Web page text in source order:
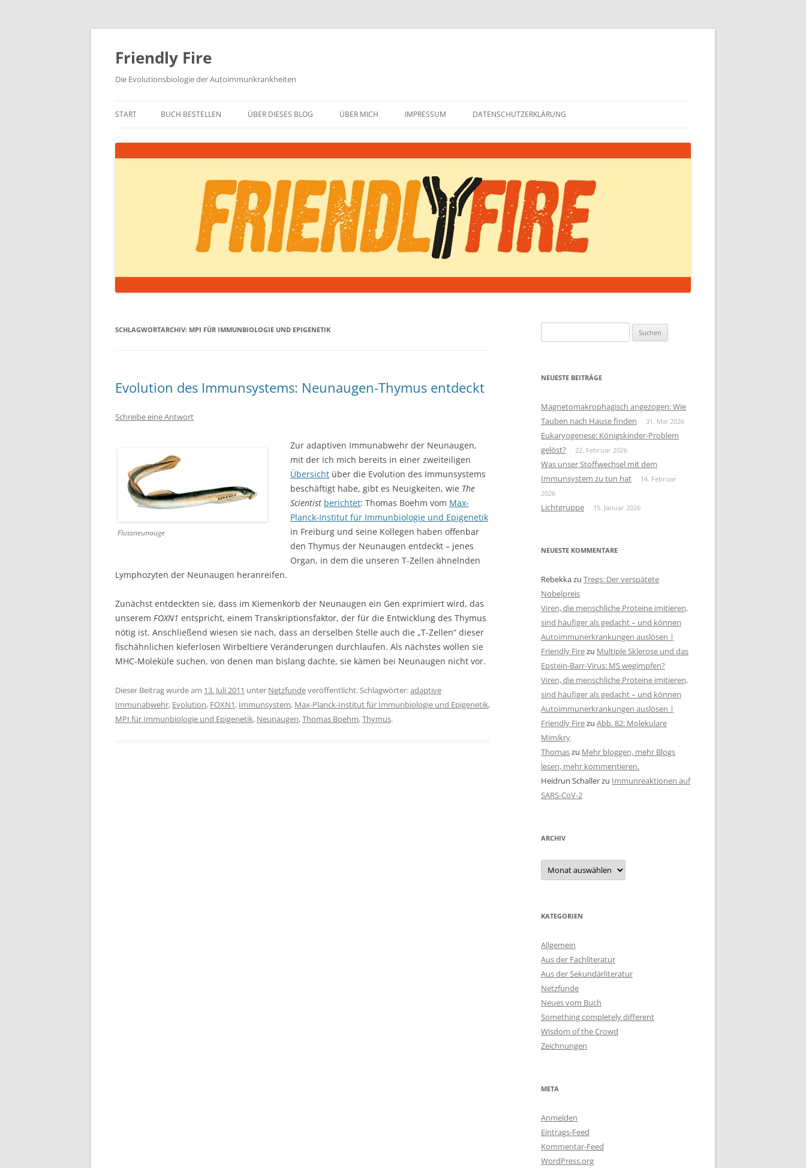
Zum
springen
Friendly Fire
Die Evolutionsbiologie der Autoimmunkrankheiten
START BUCH BESTELLEN ÜBER DIESES BLOG ÜBER MICH IMPRESSUM DATENSCHUTZERKLÄRUNG
SCHLAGWORTARCHIV: MPI FÜR IMMUNBIOLOGIE UND EPIGENETIK
Evolution des Immunsystems: Neunaugen-Thymus entdeckt
Schreibe eine Antwort
Flussneunauge
Zur adaptiven Immunabwehr der Neunaugen,
mit der ich mich bereits in einer zweiteiligen
Übersicht über die Evolution des Immunsystems
beschäftigt habe, gibt es Neuigkeiten, wie The
Scientist berichtet: Thomas Boehm vom Max-
Planck-Institut für Immunbiologie und Epigenetik
in Freiburg und seine Kollegen haben offenbar
den Thymus der Neunaugen entdeckt – jenes
Organ, in dem die unseren T-Zellen ähnelnden
Lymphozyten der Neunaugen heranreifen.
Zunächst entdeckten sie, dass im Kiemenkorb der Neunaugen ein Gen exprimiert wird, das
unserem FOXN1 entspricht, einem Transkriptionsfaktor, der für die Entwicklung des Thymus
nötig ist. Anschließend wiesen sie nach, dass an derselben Stelle auch die „T-Zellen“ dieser
fischähnlichen kieferlosen Wirbeltiere Veränderungen durchlaufen. Als nächstes wollen sie
MHC-Moleküle suchen, von denen man bislang dachte, sie kämen bei Neunaugen nicht vor.
Dieser Beitrag wurde am 13. Juli 2011 unter Netzfundeveröffentlicht. Schlagwörter:adaptive
Immunabwehr, Evolution, FOXN1, Immunsystem, Max-Planck-Institut für Immunbiologie und Epigenetik,
MPI für Immunbiologie und Epigenetik, Neunaugen,Thomas Boehm,Thymus.
nach:
NEUESTE BEITRÄGE
Magnetomakrophagisch angezogen: Wie
Tauben nach Hause finden
31. Mai 2026
Eukaryogenese: Königskinder-Problem
gelöst?
22. Februar 2026
Was unser Stoffwechsel mit dem
Immunsystem zu tun hat
14. Februar
2026
Lichtgruppe 15. Januar 2026
NEUESTE KOMMENTARE
Rebekkazu Tregs: Der verspätete
Nobelpreis
Viren, die menschliche Proteine imitieren,
sind häufiger als gedacht – und können
Autoimmunerkrankungen auslösen |
Friendly Firezu Multiple Sklerose und das
Epstein-Barr-Virus: MS wegimpfen?
Viren, die menschliche Proteine imitieren,
sind häufiger als gedacht – und können
Autoimmunerkrankungen auslösen |
Friendly Firezu Abb. 82: Molekulare
Mimikry
Thomaszu Mehr bloggen, mehr Blogs
lesen, mehr kommentieren.
Heidrun Schallerzu Immunreaktionen auf
SARS-CoV-2
ARCHIV
Archiv
KATEGORIEN
Allgemein
Aus der Fachliteratur
Aus der Sekundärliteratur
Netzfunde
Neues vom Buch
Something completely different
Wisdom of the Crowd
Zeichnungen
META
Anmelden
Eintrags-Feed
Kommentar-Feed
WordPress.org